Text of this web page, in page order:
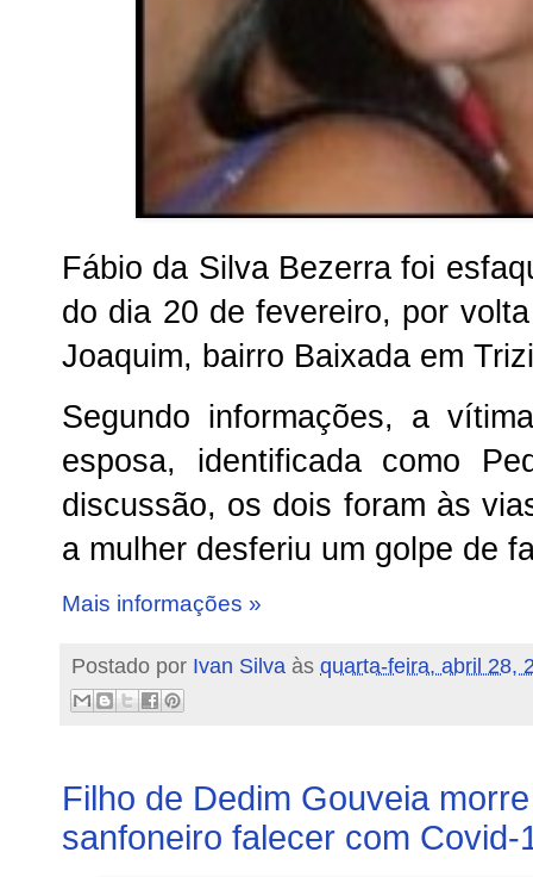
Fábio da Silva Bezerra foi
do dia 20 de fevereiro, por
Joaquim, bairro Baixada em
Segundo informações, a
esposa, identificada como
discussão, os dois foram às
a mulher desferiu um golpe de
Mais informações »
Postado por Ivan Silva às quarta-feira, abril 28,
Filho de Dedim Gouveia
sanfoneiro falecer com